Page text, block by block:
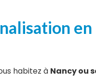
habitez à Nancy ou